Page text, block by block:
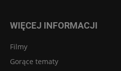
WIĘCEJ INFORMACJI
Filmy
Gorące tematy